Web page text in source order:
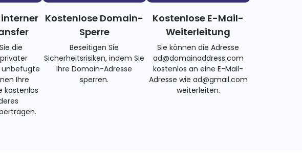
die
unbefugte
Ihre
kostenlos
Kostenlose Domain-
Sperre
Beseitigen Sie
Sicherheitsrisiken, indem Sie
Ihre Domain-Adresse
sperren.
Kostenlose E-Mail-
Weiterleitung
Sie können die Adresse
ad@domainaddress.com
kostenlos an eine E-Mail-
Adresse wie ad@gmail.com
weiterleiten.